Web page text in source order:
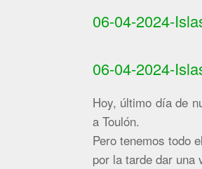
06-04-2024-
06-04-2024-
Hoy, último día de
a Toulón.
Pero tenemos todo
por la tarde dar una